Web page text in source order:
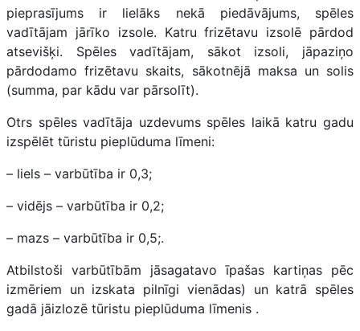
pieprasījums ir lielāks nekā piedāvājums, spēles
vadītājam jārīko izsole. Katru frizētavu izsolē pārdod
atsevišķi. Spēles vadītājam, sākot izsoli, jāpaziņo
pārdodamo frizētavu skaits, sākotnējā maksa un solis
(summa, par kādu var pārsolīt).
Otrs spēles vadītāja uzdevums spēles laikā katru gadu
izspēlēt tūristu pieplūduma līmeni:
– liels – varbūtība ir 0,3;
– vidējs – varbūtība ir 0,2;
– mazs – varbūtība ir 0,5;.
Atbilstoši varbūtībām jāsagatavo īpašas kartiņas pēc
izmēriem un izskata pilnīgi vienādas) un katrā spēles
gadā jāizlozē tūristu pieplūduma līmenis .